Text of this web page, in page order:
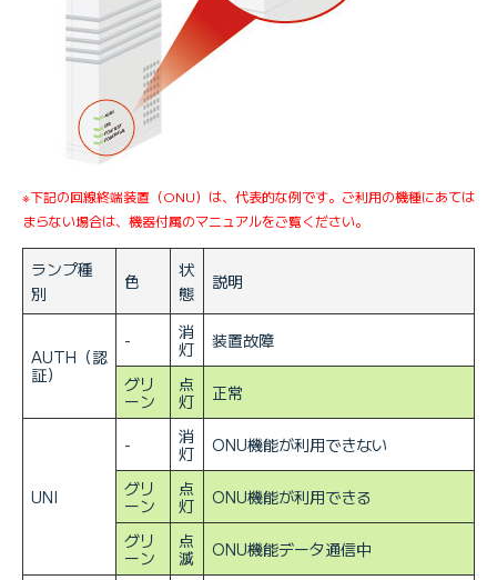
※下記の回線終端装置（ONU）は、代表的な例です。ご利用の機種にあては
まらない場合は、機器付属のマニュアルをご覧ください。
ランプ種
別
色
状
態
説明
AUTH（認
証）
-
消
灯
装置故障
グリ
ーン
点
灯
正常
UNI
-
消
灯
ONU機能が利用できない
グリ
ーン
点
灯
ONU機能が利用できる
グリ
ーン
点
滅
ONU機能データ通信中